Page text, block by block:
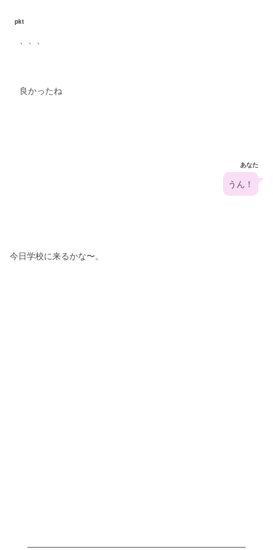
pkt
、、、
良かったね
あなた
うん！
今日学校に来るかな〜。